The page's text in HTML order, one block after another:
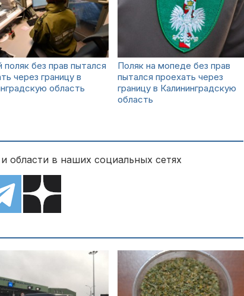
поляк без прав пытался
через границу в
область
Поляк на мопеде без прав
пытался проехать через
границу в Калининградскую
область
области в наших социальных сетях